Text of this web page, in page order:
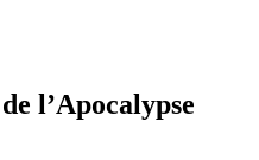
l’Apocalypse